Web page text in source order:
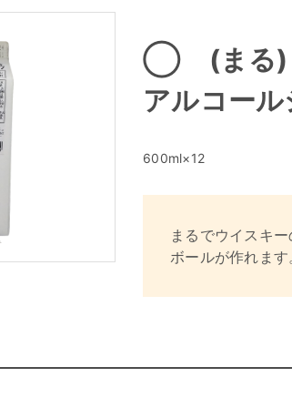
◯ (まる)
アルコー
600ml×12
まるでウイスキ
ボールが作れます